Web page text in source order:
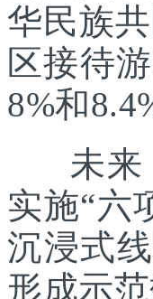
华民族
区接待
8%和
未来，
实施“六
沉浸式
形成示范